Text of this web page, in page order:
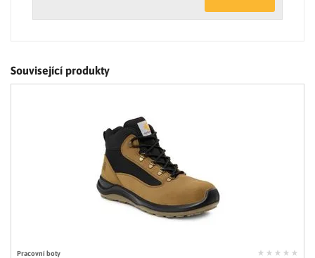
Související produkty
Pracovní boty